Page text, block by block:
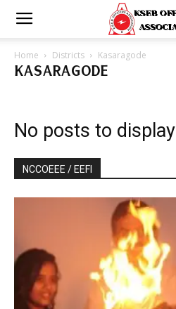
Home Districts Kasaragode
KASARAGODE
No posts to display
NCCOEEE / EEFI